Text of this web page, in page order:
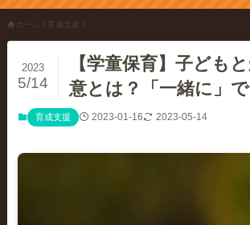
ホーム 育成支援
【学童保育】子ども
意とは？「一緒に」
2023
5/14
育成支援 2023-01-16 2023-05-14